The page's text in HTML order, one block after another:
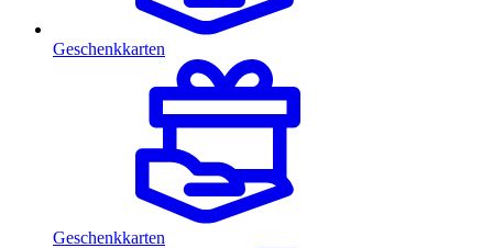
Geschenkkarten
Geschenkkarten